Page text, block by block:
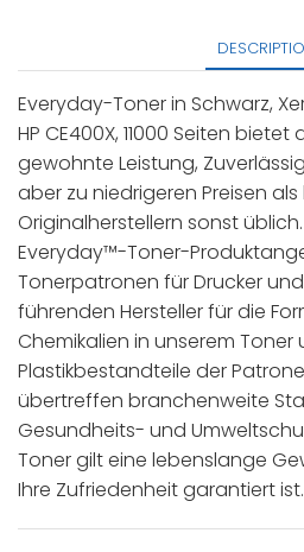
Everyday-Toner in Schwarz,
HP CE400X, 11000 Seiten bietet
gewohnte Leistung,
aber zu niedrigeren Preisen
Originalherstellern sonst üblich.
Everyday™-Toner-
Tonerpatronen für Drucker
führenden Hersteller für die
Chemikalien in unserem Toner
Plastikbestandteile der
übertreffen branchenweite
Gesundheits- und
Toner gilt eine lebenslange
Ihre Zufriedenheit garantiert ist.